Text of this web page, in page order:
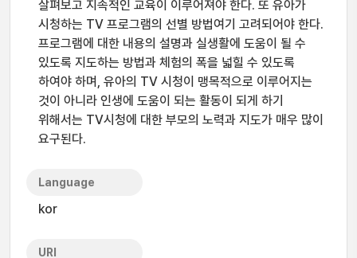
살펴보고 지속적인 교육이 이루어져야 한다. 또 유아가
시청하는 TV 프로그램의 선별 방법여기 고려되어야 한다.
프로그램에 대한 내용의 설명과 실생활에 도움이 될 수
있도록 지도하는 방법과 체험의 폭을 넓힐 수 있도록
하여야 하며, 유아의 TV 시청이 맹목적으로 이루어지는
것이 아니라 인생에 도움이 되는 활동이 되게 하기
위해서는 TV시청에 대한 부모의 노력과 지도가 매우 많이
요구된다.
Language
kor
URI